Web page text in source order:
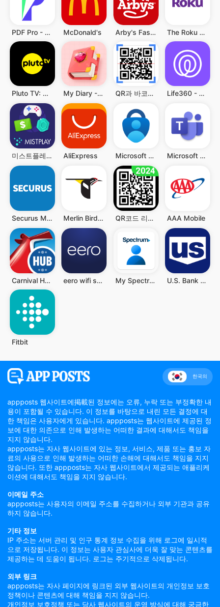
PDF Pro - Reader & Maker McDonald's Arby's Fast Food Sandwiches The Roku App (Official)
Pluto TV: Watch Free Movies/TV My Diary - Diary With Lock QR과 바코드 스캐너 Life360 - 위치 공유
미스트플레이 – 게임 플레이하고 리워드까지 받으세요 AliExpress Microsoft Authenticator Microsoft Teams
Securus Mobile Merlin Bird ID by Cornell Lab QR코드 리더 - QR과 바코드 스캐너, QR 스캐너 AAA Mobile
Carnival HUB eero wifi system My Spectrum U.S. Bank Mobile Banking
Fitbit
한국의
appposts 웹사이트에掲載된 정보에는 오류, 누락 또는 부정확한 내
용이 포함될 수 있습니다. 이 정보를 바탕으로 내린 모든 결정에 대
한 책임은 사용자에게 있습니다. appposts는 웹사이트에 제공된 정
보에 대한 의존으로 인해 발생하는 어떠한 결과에 대해서도 책임을
지지 않습니다.
appposts는 자사 웹사이트에 있는 정보, 서비스, 제품 또는 홍보 자
료의 사용으로 인해 발생하는 어떠한 손해에 대해서도 책임을 지지
않습니다. 또한 appposts는 자사 웹사이트에서 제공되는 애플리케
이션에 대해서도 책임을 지지 않습니다.
이메일 주소
appposts는 사용자의 이메일 주소를 수집하거나 외부 기관과 공유
하지 않습니다.
기타 정보
IP 주소는 서버 관리 및 인구 통계 정보 수집을 위해 로그에 일시적
으로 저장됩니다. 이 정보는 사용자 관심사에 더욱 잘 맞는 콘텐츠를
제공하는 데 도움이 됩니다. 로그는 주기적으로 삭제됩니다.
외부 링크
appposts는 자사 페이지에 링크된 외부 웹사이트의 개인정보 보호
정책이나 콘텐츠에 대해 책임을 지지 않습니다.
개인정보 보호정책 또는 당사 웹사이트의 운영 방식에 대해 궁금한